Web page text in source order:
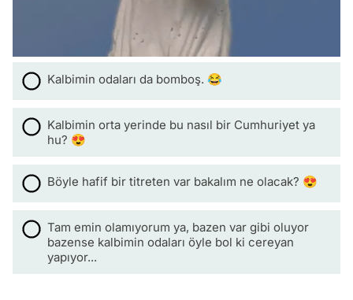
Kalbimin odaları da bomboş. 😂
Kalbimin orta yerinde bu nasıl bir Cumhuriyet ya
hu? 😍
Böyle hafif bir titreten var bakalım ne olacak? 😍
Tam emin olamıyorum ya, bazen var gibi oluyor
bazense kalbimin odaları öyle bol ki cereyan
yapıyor...